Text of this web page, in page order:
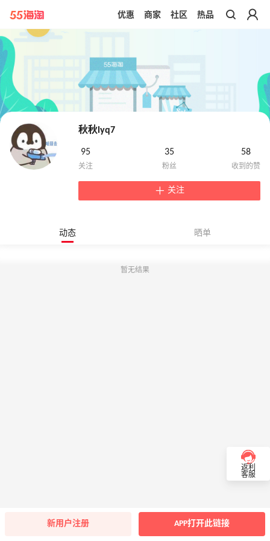
带你去官网买正品
优惠 商家 社区 热品
秋秋lyq7
95 35 58
关注
动态 晒单
暂无结果
返利
客服
新用户注册 APP打开此链接